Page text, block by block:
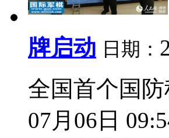
牌启动 日期：
全国首个国
07月06日